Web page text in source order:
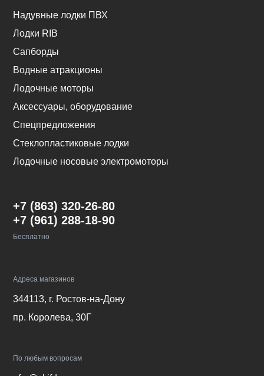
Надувные лодки ПВХ
Лодки RIB
Сапборды
Водные атракционы
Лодочные моторы
Аксессуары, оборудование
Спецпредложения
Стеклопластиковые лодки
Лодочные носовые электромоторы
+7 (863) 320-26-80
+7 (961) 288-18-90
Бесплатно
Адреса магазинов
344113, г. Ростов-на-Дону
пр. Королева, 30Г
По любым вопросам